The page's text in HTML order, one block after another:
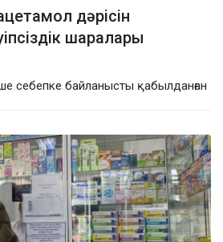
дәрісін
шаралары
себепке байланысты қабылданған